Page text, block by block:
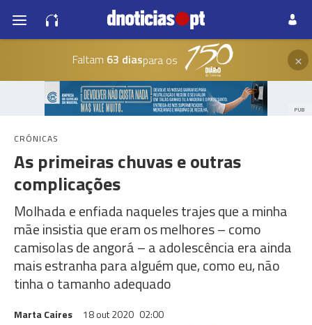
Faltam 63 diaspara os ×
PUB
CRÓNICAS
As primeiras chuvas e outras
complicações
Molhada e enfiada naqueles trajes que a minha
mãe insistia que eram os melhores – como
camisolas de angorá – a adolescência era ainda
mais estranha para alguém que, como eu, não
tinha o tamanho adequado
Marta Caires 18 out 2020 02:00